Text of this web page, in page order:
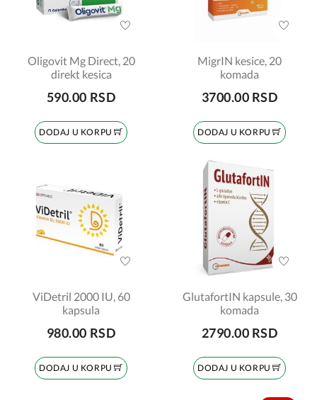
Oligovit Mg Direct, 20
direkt kesica
590.00 RSD
DODAJ U KORPU
MigrIN kesice, 20
komada
3700.00 RSD
DODAJ U KORPU
ViDetril 2000 IU, 60
kapsula
980.00 RSD
DODAJ U KORPU
GlutafortIN kapsule, 30
komada
2790.00 RSD
DODAJ U KORPU